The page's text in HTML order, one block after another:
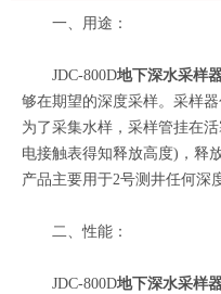
一、用途：
JDC-800D地下深水采样
够在期望的深度采样。采样
为了采集水样，采样管挂在
电接触表得知释放高度)，释
产品主要用于2号测井任何深
二、性能：
JDC-800D地下深水采样